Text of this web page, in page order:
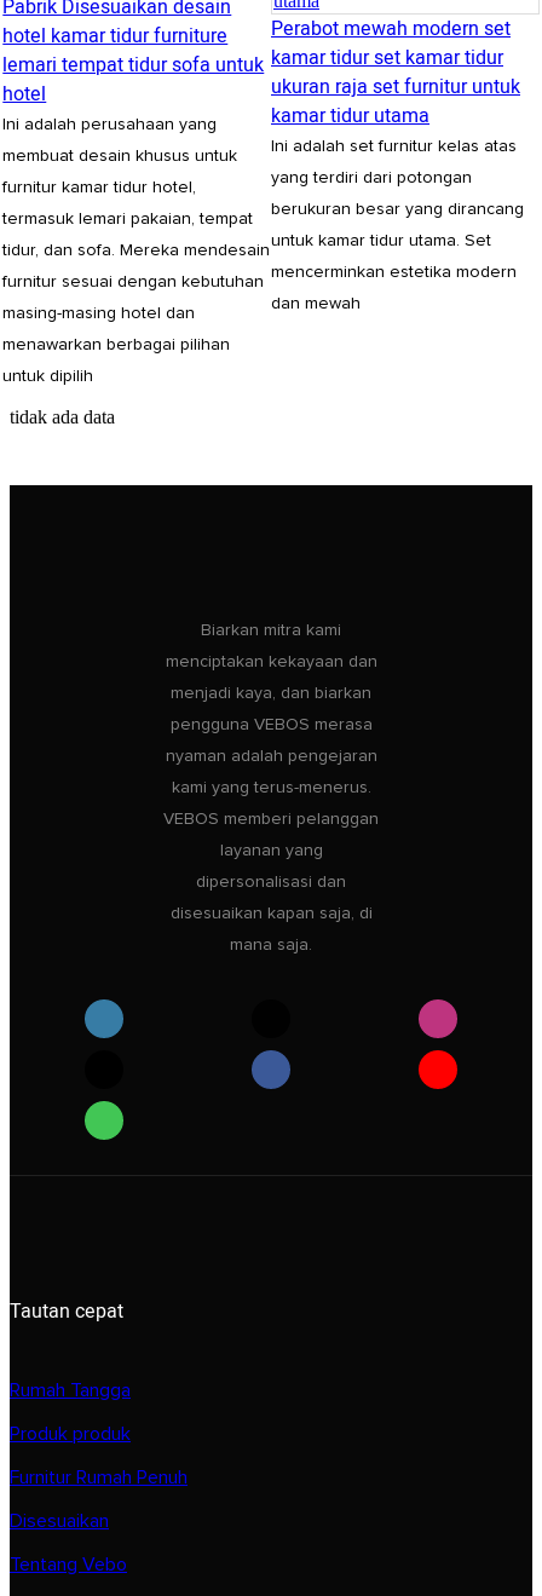
Pabrik Disesuaikan desain
hotel kamar tidur furniture
lemari tempat tidur sofa untuk
hotel
Ini adalah perusahaan yang
membuat desain khusus untuk
furnitur kamar tidur hotel,
termasuk lemari pakaian, tempat
tidur, dan sofa. Mereka mendesain
furnitur sesuai dengan kebutuhan
masing-masing hotel dan
menawarkan berbagai pilihan
untuk dipilih
Perabot mewah modern set
kamar tidur set kamar tidur
ukuran raja set furnitur untuk
kamar tidur utama
Ini adalah set furnitur kelas atas
yang terdiri dari potongan
berukuran besar yang dirancang
untuk kamar tidur utama. Set
mencerminkan estetika modern
dan mewah
tidak ada data
Biarkan mitra kami
menciptakan kekayaan dan
menjadi kaya, dan biarkan
pengguna VEBOS merasa
nyaman adalah pengejaran
kami yang terus-menerus.
VEBOS memberi pelanggan
layanan yang
dipersonalisasi dan
disesuaikan kapan saja, di
mana saja.
Tautan cepat
Rumah Tangga
Produk produk
Furnitur Rumah Penuh
Disesuaikan
Tentang Vebo